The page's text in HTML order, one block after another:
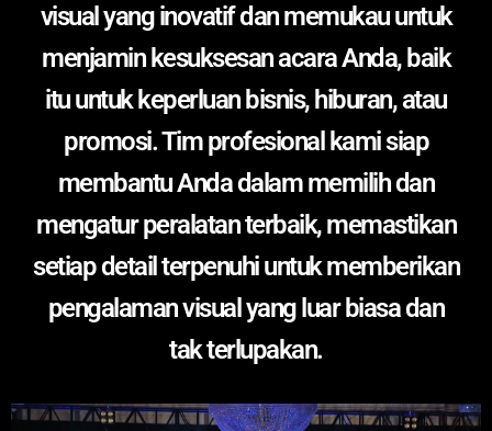
visual yang inovatif dan memukau untuk
menjamin kesuksesan acara Anda, baik
itu untuk keperluan bisnis, hiburan, atau
promosi. Tim profesional kami siap
membantu Anda dalam memilih dan
mengatur peralatan terbaik, memastikan
setiap detail terpenuhi untuk memberikan
pengalaman visual yang luar biasa dan
tak terlupakan.